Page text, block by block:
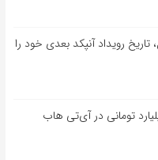
رویداد آنپکد بعدی خود را